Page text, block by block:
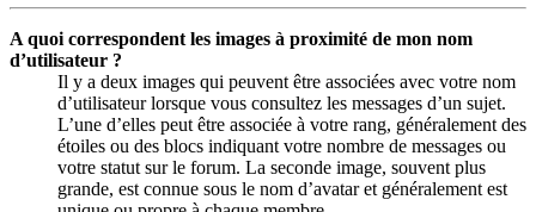
A quoi correspondent les images à proximité de mon nom
d’utilisateur ?
Il y a deux images qui peuvent être associées avec votre nom
d’utilisateur lorsque vous consultez les messages d’un sujet.
L’une d’elles peut être associée à votre rang, généralement des
étoiles ou des blocs indiquant votre nombre de messages ou
votre statut sur le forum. La seconde image, souvent plus
grande, est connue sous le nom d’avatar et généralement est